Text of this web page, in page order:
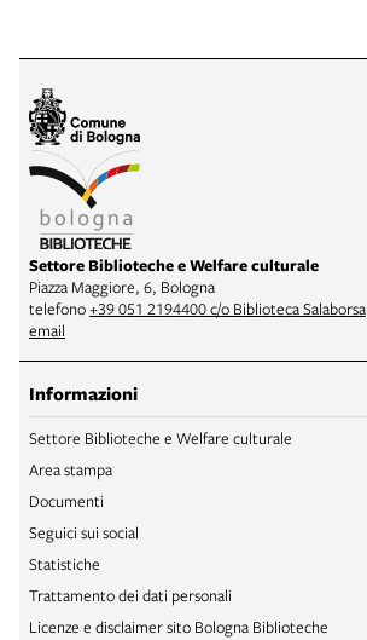
Settore Biblioteche e Welfare culturale
Piazza Maggiore, 6, Bologna
telefono+39 051 2194400 c/o Biblioteca Salaborsa
email
Informazioni
Settore Biblioteche e Welfare culturale
Area stampa
Documenti
Seguici sui social
Statistiche
Trattamento dei dati personali
Licenze e disclaimer sito Bologna Biblioteche